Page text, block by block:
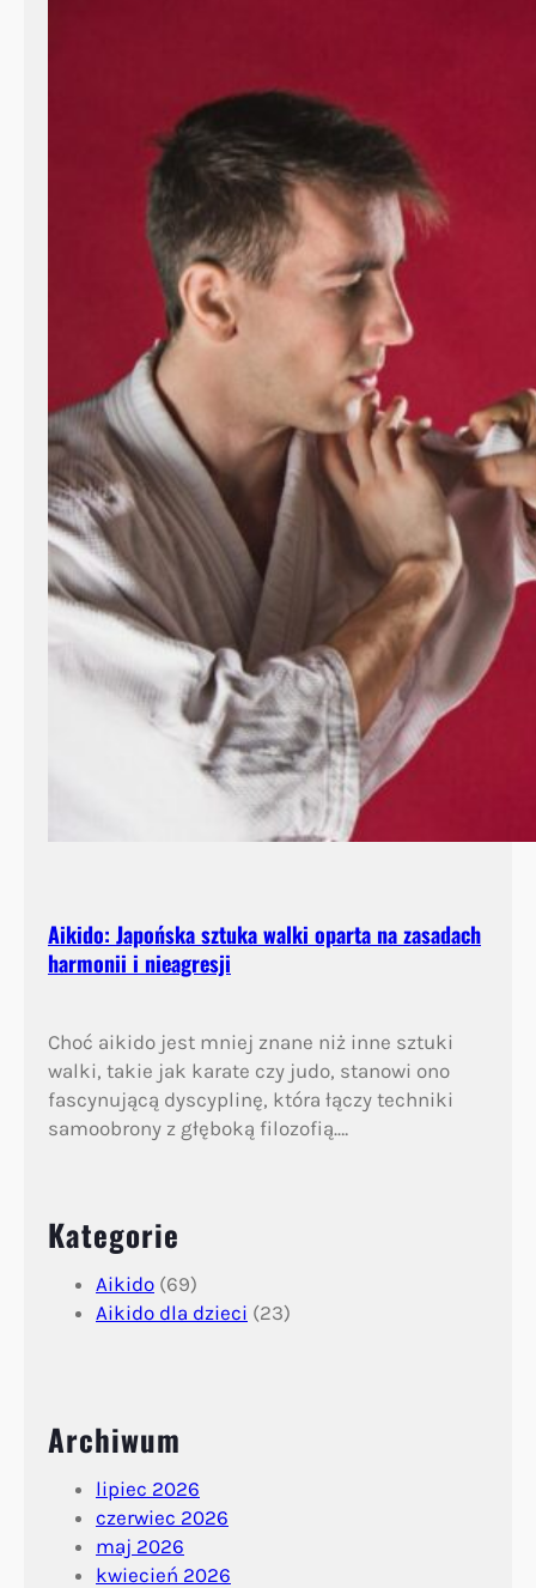
Aikido: Japońska sztuka walki oparta na zasadach
harmonii i nieagresji
Choć aikido jest mniej znane niż inne sztuki
walki, takie jak karate czy judo, stanowi ono
fascynującą dyscyplinę, która łączy techniki
samoobrony z głęboką filozofią.…
Kategorie
Aikido (69)
Aikido dla dzieci (23)
Archiwum
lipiec 2026
czerwiec 2026
maj 2026
kwiecień 2026